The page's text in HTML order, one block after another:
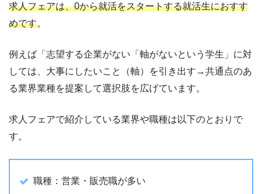
求人フェアは、0から就活をスタートする就活生におすす
めです。
例えば「志望する企業がない「軸がないという学生」に対
しては、大事にしたいこと（軸）を引き出す→共通点のあ
る業界業種を提案して選択肢を広げています。
求人フェアで紹介している業界や職種は以下のとおりで
す。
職種：営業・販売職が多い